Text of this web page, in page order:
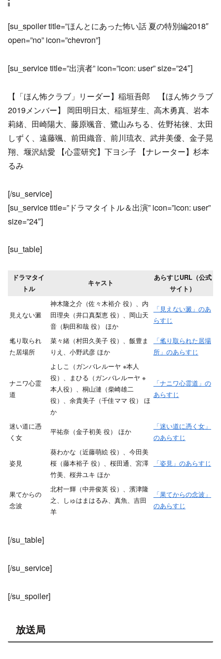
[su_spoiler title=”ほんとにあった怖い話 夏の特別編2018″
open=”no” icon=”chevron”]
[su_service title=”出演者” icon=”icon: user” size=”24″]
【「ほん怖クラブ」リーダー】稲垣吾郎 【ほん怖クラブ
2019メンバー】 岡田明日太、稲垣芽生、高木勇真、岩本
莉緒、田崎陽大、藤原颯音、鷺山みちる、佐野祐徠、太田
しずく、遠藤颯、前田織音、前川琉衣、武井美優、金子晃
翔、堰沢結愛 【心霊研究】下ヨシ子 【ナレーター】杉本
るみ
[/su_service]
[su_service title=”ドラマタイトル＆出演” icon=”icon: user”
size=”24″]
[su_table]
ドラマタイ
トル
キャスト
あらすじURL（公式
サイト）
見えない澱
神木隆之介（佐々木裕介 役）、内
田理央（井口真梨恵 役）、岡山天
音（駒田和哉 役） ほか
「見えない澱」のあ
らすじ
毟り取られ
た居場所
菜々緒（村田久美子 役）、飯豊ま
りえ、小野武彦 ほか
「毟り取られた居場
所」のあらすじ
ナニワ心霊
道
よしこ（ガンバレルーヤ ※本人
役）、まひる（ガンバレルーヤ ※
本人役）、桐山漣（柴崎雄二
役）、余貴美子（千佳ママ 役） ほ
か
「ナニワ心霊道」の
あらすじ
迷い道に憑
く女
平祐奈（金子初美 役） ほか
「迷い道に憑く女」
のあらすじ
姿見
葵わかな（近藤萌絵 役）、今田美
桜（藤本裕子 役）、桜田通、宮澤
竹美、桜井ユキ ほか
「姿見」のあらすじ
果てからの
念波
北村一輝（中井俊英 役）、濱津隆
之、しゅはまはるみ、真魚、吉田
羊
「果てからの念波」
のあらすじ
[/su_table]
[/su_service]
[/su_spoiler]
放送局